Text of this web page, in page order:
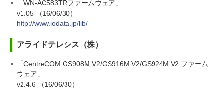
「WN-AC583TRファームウェア」
v1.05 （16/06/30）
http://www.iodata.jp/lib/
アライドテレシス（株）
「CentreCOM GS908M V2/GS916M V2/GS924M V2 ファーム
ウェア」
v2.4.6 （16/06/30）